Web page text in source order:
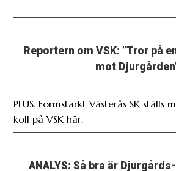
Reportern om VSK: ”Tror på
mot
PLUS. Formstarkt Västerås SK ställs
koll på VSK här.
ANALYS: Så bra är